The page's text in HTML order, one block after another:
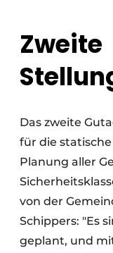
Zweite
Das zweite
für die
Planung aller
von der
Schippers: "Es
geplant, und